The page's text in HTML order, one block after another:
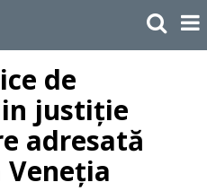
de
justiție
adresată
Veneția